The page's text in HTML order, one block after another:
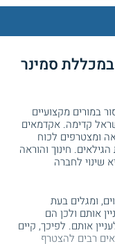
סמינר
במורים מקצועיים
קדימה. אקדמאים
ומצטרפים לכוח
חינוך והוראה
שינוי לחברה
ומגלים בעת
אותם ולכן הם
אותם. לפיכך, קיים
רבים להצטרף